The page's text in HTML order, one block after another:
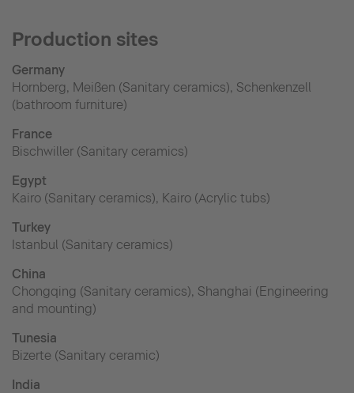
Production sites
Germany
Hornberg, Meißen (Sanitary ceramics), Schenkenzell
(bathroom furniture)
France
Bischwiller (Sanitary ceramics)
Egypt
Kairo (Sanitary ceramics), Kairo (Acrylic tubs)
Turkey
Istanbul (Sanitary ceramics)
China
Chongqing (Sanitary ceramics), Shanghai (Engineering
and mounting)
Tunesia
Bizerte (Sanitary ceramic)
India